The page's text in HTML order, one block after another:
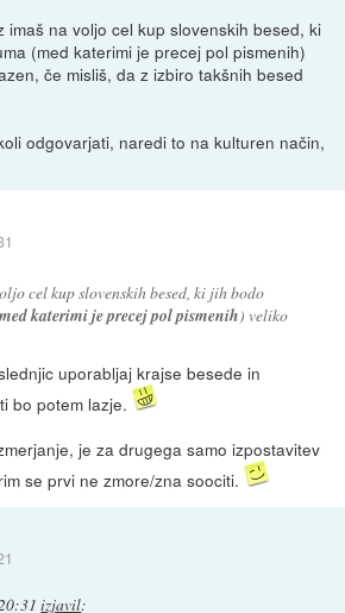
imaš na voljo cel kup slovenskih besed, ki
(med katerimi je precej pol pismenih)
če misliš, da z izbiro takšnih besed
odgovarjati, naredi to na kulturen način,
cel kup slovenskih besed, ki jih bodo
med katerimi je precej pol pismenih) veliko
uporabljaj krajse besede in
bo potem lazje.
je za drugega samo izpostavitev
se prvi ne zmore/zna soociti.
izjavil: